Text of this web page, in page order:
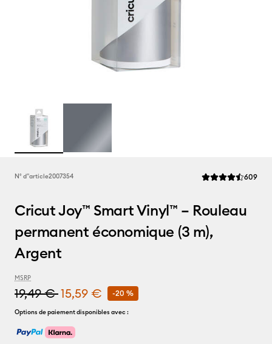
N° d''article2007354 La note moyenne
609
Cricut Joy™ Smart Vinyl™ – Rouleau
permanent économique (3 m),
Argent
MSRP
19,49 €15,59 € -20 %
Options de paiement disponibles avec :